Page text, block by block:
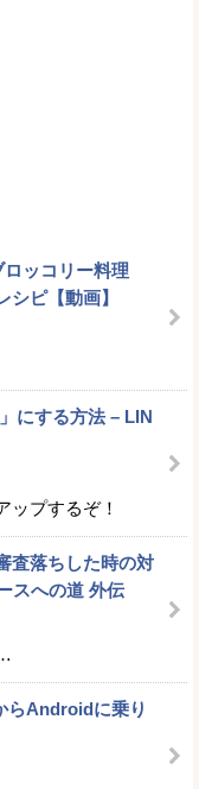
ッコリー料理
シピ【動画】
にする方法 – LIN
ップするぞ！
査落ちした時の対
スへの道 外伝
らAndroidに乗り